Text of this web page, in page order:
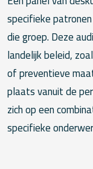
specifieke
die groep. Deze
landelijk beleid,
of preventieve
plaats vanuit de
zich op een
specifieke